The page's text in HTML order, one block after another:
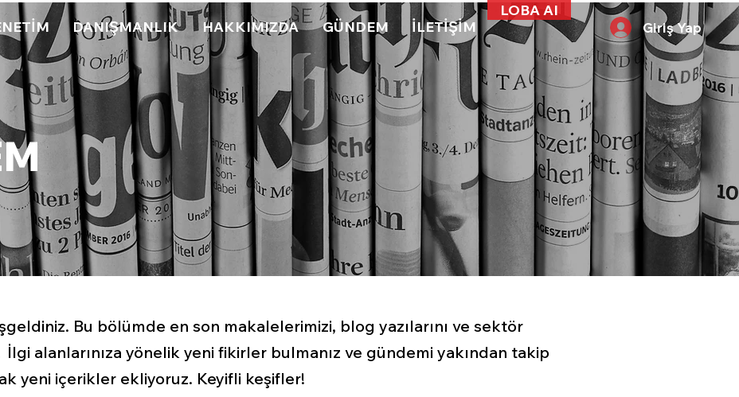
DANIŞMANLIK HAKKIMIZDA GÜNDEM İLETİŞİM
LOBA AI
Giriş Yap
Bu bölümde en son makalelerimizi, blog yazılarını ve sektör
alanlarınıza yönelik yeni fikirler bulmanız ve gündemi yakından takip
yeni içerikler ekliyoruz. Keyifli keşifler!